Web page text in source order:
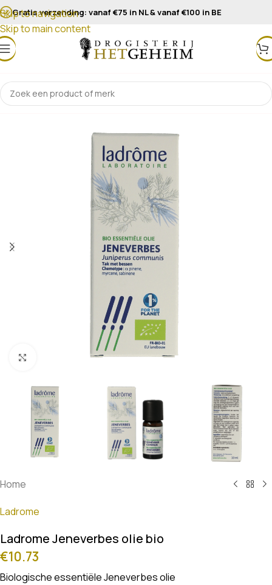
Skip to navigation
Skip to main content
Gratis verzending: vanaf €75 in NL & vanaf €100 in BE
Klik om te vergroten
Home
Ladrome
Ladrome Jeneverbes olie bio
€10.73
Biologische essentiële Jeneverbes olie